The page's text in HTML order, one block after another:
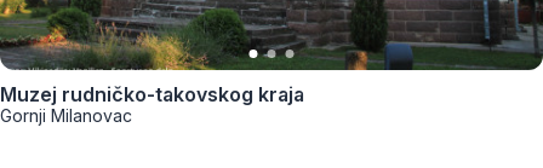
Muzej rudničko-takovskog kraja
Gornji Milanovac